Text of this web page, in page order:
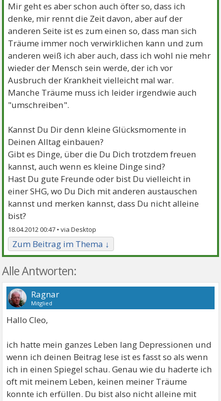
Mir geht es aber schon auch öfter so, dass ich
denke, mir rennt die Zeit davon, aber auf der
anderen Seite ist es zum einen so, dass man sich
Träume immer noch verwirklichen kann und zum
anderen weiß ich aber auch, dass ich wohl nie mehr
wieder der Mensch sein werde, der ich vor
Ausbruch der Krankheit vielleicht mal war.
Manche Träume muss ich leider irgendwie auch
"umschreiben".
Kannst Du Dir denn kleine Glücksmomente in
Deinen Alltag einbauen?
Gibt es Dinge, über die Du Dich trotzdem freuen
kannst, auch wenn es kleine Dinge sind?
Hast Du gute Freunde oder bist Du vielleicht in
einer SHG, wo Du Dich mit anderen austauschen
kannst und merken kannst, dass Du nicht alleine
bist?
18.04.2012 00:47 •
Zum Beitrag im Thema ↓
Alle Antworten:
Ragnar
Mitglied
Hallo Cleo,
ich hatte mein ganzes Leben lang Depressionen und
wenn ich deinen Beitrag lese ist es fasst so als wenn
ich in einen Spiegel schau. Genau wie du haderte ich
oft mit meinem Leben, keinen meiner Träume
konnte ich erfüllen. Du bist also nicht alleine mit